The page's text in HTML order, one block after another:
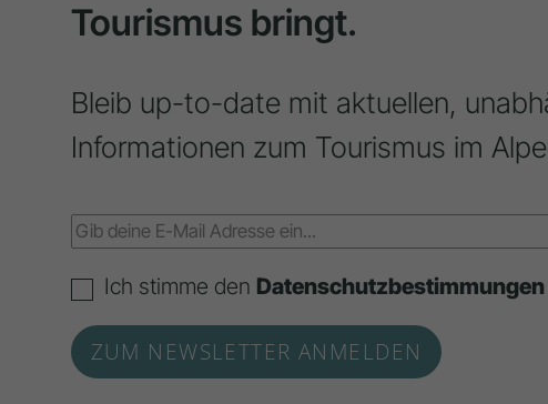
Tourismus bringt.
Bleib up-to-date mit aktuellen,
Informationen zum Tourismus im
Ich stimme den Datenschutzbestimmungen